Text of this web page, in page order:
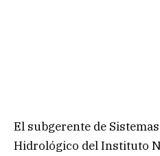
El subgerente de
Hidrológico del Instituto